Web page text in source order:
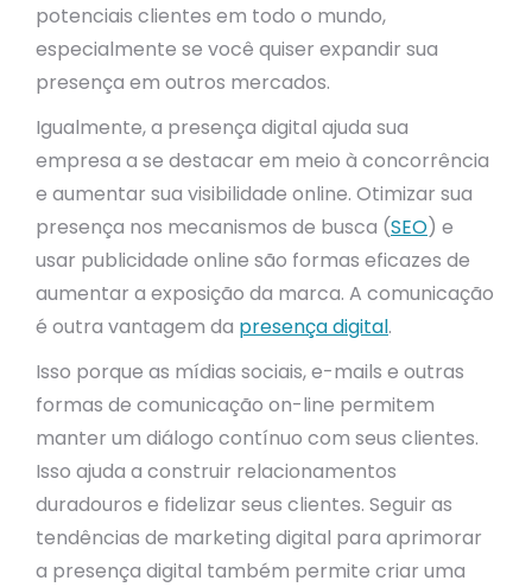
potenciais clientes em todo o mundo,
especialmente se você quiser expandir sua
presença em outros mercados.
Igualmente, a presença digital ajuda sua
empresa a se destacar em meio à concorrência
e aumentar sua visibilidade online. Otimizar sua
presença nos mecanismos de busca (SEO) e
usar publicidade online são formas eficazes de
aumentar a exposição da marca. A comunicação
é outra vantagem da presença digital.
Isso porque as mídias sociais, e-mails e outras
formas de comunicação on-line permitem
manter um diálogo contínuo com seus clientes.
Isso ajuda a construir relacionamentos
duradouros e fidelizar seus clientes. Seguir as
tendências de marketing digital para aprimorar
a presença digital também permite criar uma